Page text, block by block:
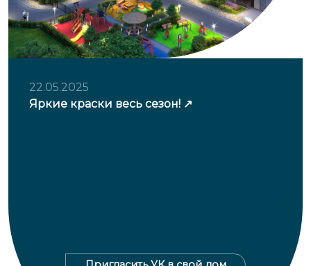
22.05.2025
Яркие краски весь сезон!